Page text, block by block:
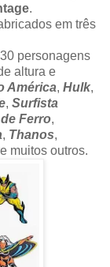
.
em três
personagens
altura e
América, Hulk,
, Surfista
Ferro,
, Thanos,
muitos outros.